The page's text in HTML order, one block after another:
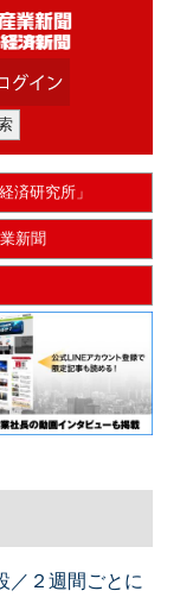
済研究所」
新聞
／２週間ごとに